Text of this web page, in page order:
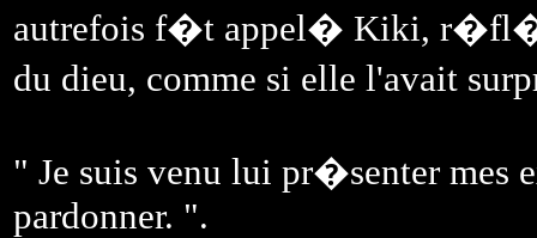
autrefois f�t appel� Kiki,
du dieu, comme si elle l'avait
" Je suis venu lui pr�senter mes
pardonner. ".